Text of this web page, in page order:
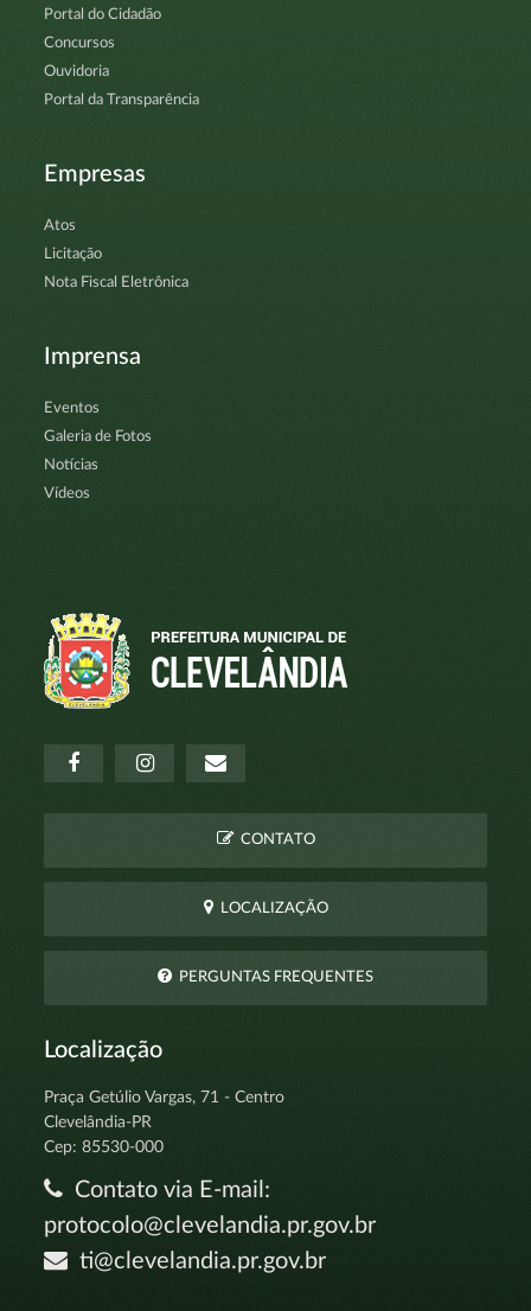
Portal do Cidadão
Concursos
Ouvidoria
Portal da Transparência
Empresas
Atos
Licitação
Nota Fiscal Eletrônica
Imprensa
Eventos
Galeria de Fotos
Notícias
Vídeos
CONTATO
LOCALIZAÇÃO
PERGUNTAS FREQUENTES
Localização
Praça Getúlio Vargas, 71 - Centro
Clevelândia-PR
Cep: 85530-000
Contato via E-mail:
protocolo@clevelandia.pr.gov.br
ti@clevelandia.pr.gov.br